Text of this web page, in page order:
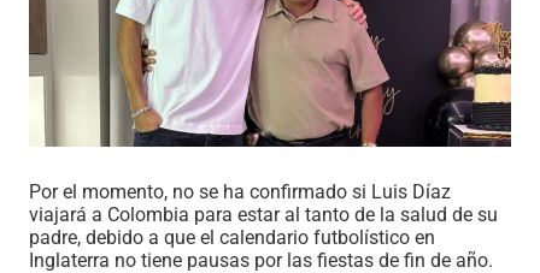
Por el momento, no se ha confirmado si Luis Díaz
viajará a Colombia para estar al tanto de la salud de su
padre, debido a que el calendario futbolístico en
Inglaterra no tiene pausas por las fiestas de fin de año.